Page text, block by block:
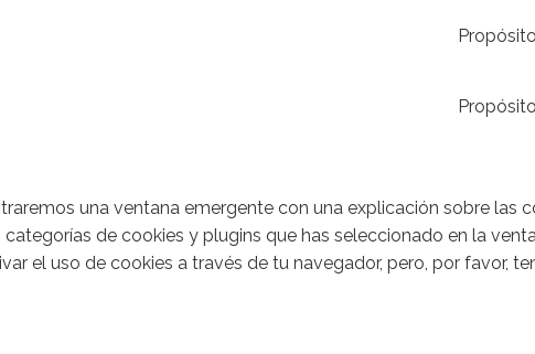
una ventana emergente con una explicación sobre las
de cookies y plugins que has seleccionado en la
el uso de cookies a través de tu navegador, pero, por favor,